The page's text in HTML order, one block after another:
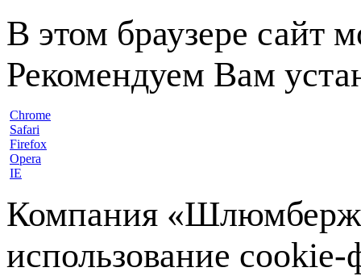
В этом браузере сайт
Рекомендуем Вам
Chrome
Safari
Firefox
Opera
IE
Компания
использование